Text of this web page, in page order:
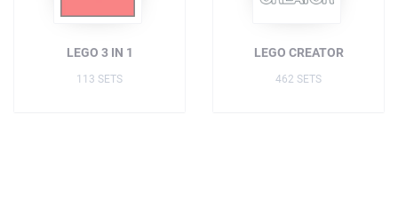
LEGO 3 IN 1
113 SETS
LEGO CREATOR
462 SETS